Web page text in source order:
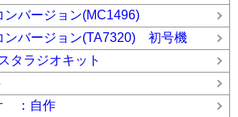
バージョン(MC1496)
ンバージョン(TA7320) 初号機
タラジオキット
：自作